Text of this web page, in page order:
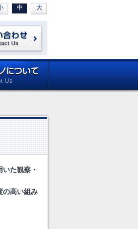
中 大
いた観察・
の高い組み